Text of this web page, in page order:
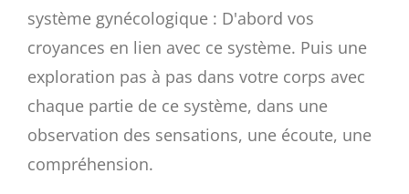
système gynécologique : D'abord vos
croyances en lien avec ce système. Puis une
exploration pas à pas dans votre corps avec
chaque partie de ce système, dans une
observation des sensations, une écoute, une
compréhension.